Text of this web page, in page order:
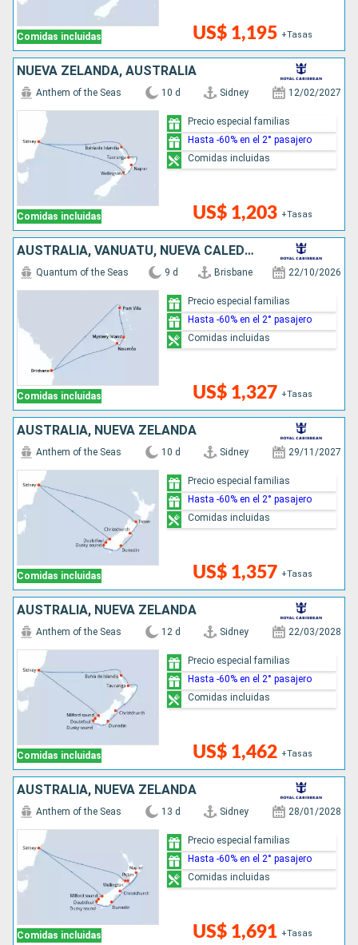
Comidas incluidas US$ 1,195 +Tasas
NUEVA ZELANDA, AUSTRALIA
Comidas incluidas
Anthem of the Seas 10 d Sidney 12/02/2027
US$ 1,203 +Tasas
Precio especial familias
Hasta -60% en el 2° pasajero
Comidas incluidas
AUSTRALIA, VANUATU, NUEVA CALEDONIA
Comidas incluidas
Quantum of the Seas 9 d Brisbane 22/10/2026
US$ 1,327 +Tasas
Precio especial familias
Hasta -60% en el 2° pasajero
Comidas incluidas
AUSTRALIA, NUEVA ZELANDA
Comidas incluidas
Anthem of the Seas 10 d Sidney 29/11/2027
US$ 1,357 +Tasas
Precio especial familias
Hasta -60% en el 2° pasajero
Comidas incluidas
AUSTRALIA, NUEVA ZELANDA
Comidas incluidas
Anthem of the Seas 12 d Sidney 22/03/2028
US$ 1,462 +Tasas
Precio especial familias
Hasta -60% en el 2° pasajero
Comidas incluidas
AUSTRALIA, NUEVA ZELANDA
Comidas incluidas
Anthem of the Seas 13 d Sidney 28/01/2028
US$ 1,691 +Tasas
Precio especial familias
Hasta -60% en el 2° pasajero
Comidas incluidas